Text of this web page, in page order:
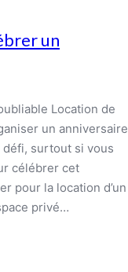
un
Location de
un anniversaire
défi, surtout si vous
célébrer cet
pour la location d’un
privé…